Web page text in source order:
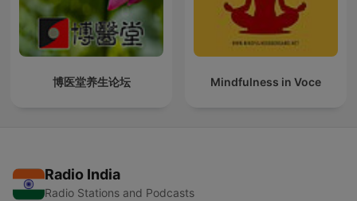
博医堂养生论坛 Mindfulness in Voce
Radio India
Radio Stations and Podcasts